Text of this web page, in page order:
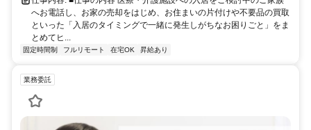
へお電話し、お家の売却をはじめ、お住まいの片付けや不要品の買取
といった「入居のタイミングで一緒に発生しがちなお困りごと」をま
とめてヒ...
固定時間制 フルリモート 在宅OK 昇給あり
業務委託